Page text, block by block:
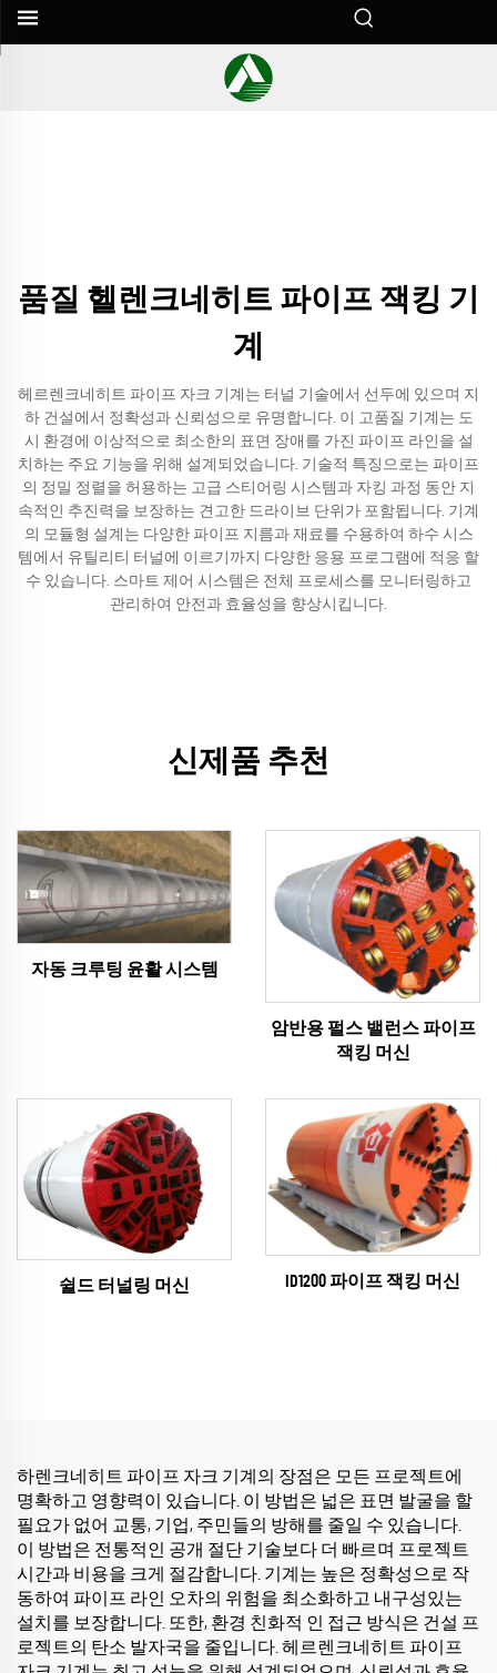
품질 헬렌크네히트 파이프 잭킹 기
계
헤르렌크네히트 파이프 자크 기계는 터널 기술에서 선두에 있으며 지
하 건설에서 정확성과 신뢰성으로 유명합니다. 이 고품질 기계는 도
시 환경에 이상적으로 최소한의 표면 장애를 가진 파이프 라인을 설
치하는 주요 기능을 위해 설계되었습니다. 기술적 특징으로는 파이프
의 정밀 정렬을 허용하는 고급 스티어링 시스템과 자킹 과정 동안 지
속적인 추진력을 보장하는 견고한 드라이브 단위가 포함됩니다. 기계
의 모듈형 설계는 다양한 파이프 지름과 재료를 수용하여 하수 시스
템에서 유틸리티 터널에 이르기까지 다양한 응용 프로그램에 적응 할
수 있습니다. 스마트 제어 시스템은 전체 프로세스를 모니터링하고
관리하여 안전과 효율성을 향상시킵니다.
신제품 추천
자동 크루팅 윤활 시스템
암반용 펄스 밸런스 파이프
잭킹 머신
쉴드 터널링 머신 ID1200 파이프 잭킹 머신
하렌크네히트 파이프 자크 기계의 장점은 모든 프로젝트에
명확하고 영향력이 있습니다. 이 방법은 넓은 표면 발굴을 할
필요가 없어 교통, 기업, 주민들의 방해를 줄일 수 있습니다.
이 방법은 전통적인 공개 절단 기술보다 더 빠르며 프로젝트
시간과 비용을 크게 절감합니다. 기계는 높은 정확성으로 작
동하여 파이프 라인 오차의 위험을 최소화하고 내구성있는
설치를 보장합니다. 또한, 환경 친화적 인 접근 방식은 건설 프
로젝트의 탄소 발자국을 줄입니다. 헤르렌크네히트 파이프